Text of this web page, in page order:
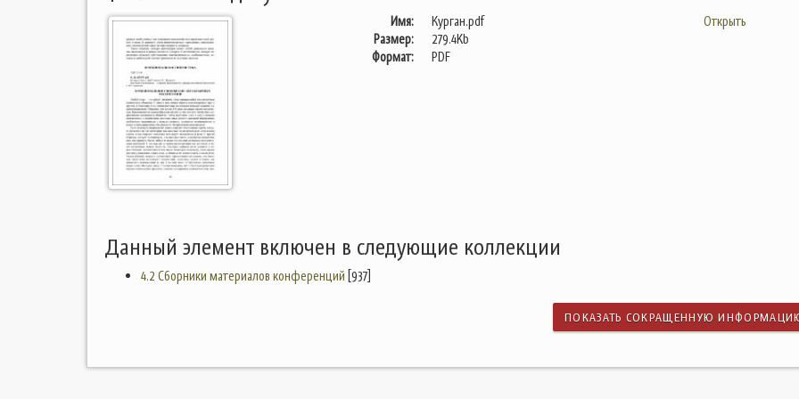
Имя:
Курган.pdf
Размер:
279.4Kb
Формат:
PDF
Открыть
Данный элемент включен в следующие коллекции
4.2 Сборники материалов конференций [937]
ПОКАЗАТЬ СОКРАЩЕННУЮ